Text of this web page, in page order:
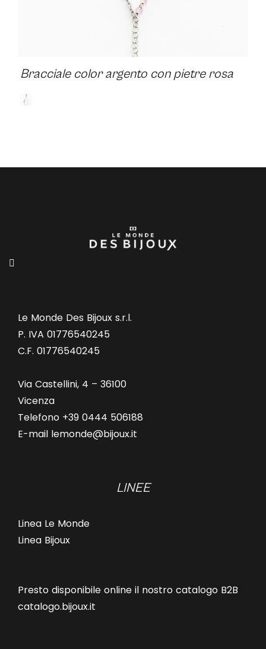
Bracciale color argento con pietre rosa
Le Monde Des Bijoux s.r.l.
P. IVA 01776540245
C.F. 01776540245
Via Castellini, 4 – 36100
Vicenza
Telefono +39 0444 506188
E-mail lemonde@bijoux.it
LINEE
Linea Le Monde
Linea Bijoux
Presto disponibile online il nostro catalogo B2B
catalogo.bijoux.it